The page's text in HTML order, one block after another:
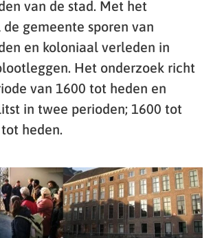
van de stad. Met het
gemeente sporen van
en koloniaal verleden in
Het onderzoek richt
van 1600 tot heden en
in twee perioden; 1600 tot
heden.